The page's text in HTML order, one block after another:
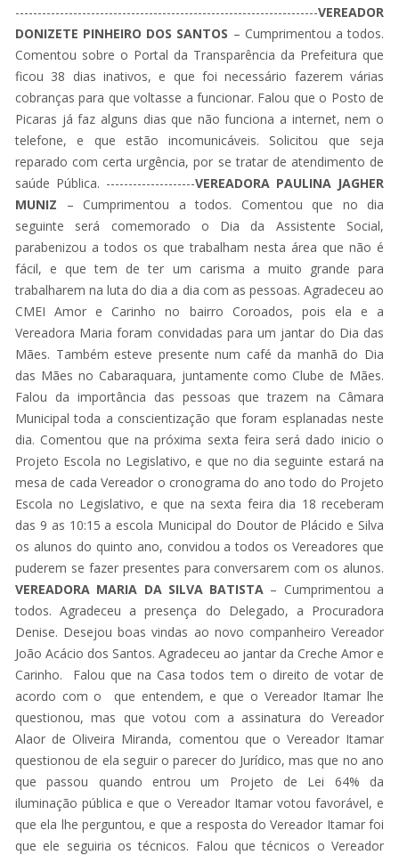
--------------------------------------------------------------------VEREADOR
DONIZETE PINHEIRO DOS SANTOS – Cumprimentou a todos.
Comentou sobre o Portal da Transparência da Prefeitura que
ficou 38 dias inativos, e que foi necessário fazerem várias
cobranças para que voltasse a funcionar. Falou que o Posto de
Picaras já faz alguns dias que não funciona a internet, nem o
telefone, e que estão incomunicáveis. Solicitou que seja
reparado com certa urgência, por se tratar de atendimento de
saúde Pública. --------------------VEREADORA PAULINA JAGHER
MUNIZ – Cumprimentou a todos. Comentou que no dia
seguinte será comemorado o Dia da Assistente Social,
parabenizou a todos os que trabalham nesta área que não é
fácil, e que tem de ter um carisma a muito grande para
trabalharem na luta do dia a dia com as pessoas. Agradeceu ao
CMEI Amor e Carinho no bairro Coroados, pois ela e a
Vereadora Maria foram convidadas para um jantar do Dia das
Mães. Também esteve presente num café da manhã do Dia
das Mães no Cabaraquara, juntamente como Clube de Mães.
Falou da importância das pessoas que trazem na Câmara
Municipal toda a conscientização que foram esplanadas neste
dia. Comentou que na próxima sexta feira será dado inicio o
Projeto Escola no Legislativo, e que no dia seguinte estará na
mesa de cada Vereador o cronograma do ano todo do Projeto
Escola no Legislativo, e que na sexta feira dia 18 receberam
das 9 as 10:15 a escola Municipal do Doutor de Plácido e Silva
os alunos do quinto ano, convidou a todos os Vereadores que
puderem se fazer presentes para conversarem com os alunos.
VEREADORA MARIA DA SILVA BATISTA – Cumprimentou a
todos. Agradeceu a presença do Delegado, a Procuradora
Denise. Desejou boas vindas ao novo companheiro Vereador
João Acácio dos Santos. Agradeceu ao jantar da Creche Amor e
Carinho. Falou que na Casa todos tem o direito de votar de
acordo com o que entendem, e que o Vereador Itamar lhe
questionou, mas que votou com a assinatura do Vereador
Alaor de Oliveira Miranda, comentou que o Vereador Itamar
questionou de ela seguir o parecer do Jurídico, mas que no ano
que passou quando entrou um Projeto de Lei 64% da
iluminação pública e que o Vereador Itamar votou favorável, e
que ela lhe perguntou, e que a resposta do Vereador Itamar foi
que ele seguiria os técnicos. Falou que técnicos o Vereador